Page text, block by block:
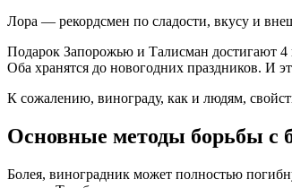
Лора — рекордсмен по сладости, вкусу и
Подарок Запорожью и Талисман достигают 4
Оба хранятся до новогодних праздников. И
К сожалению, винограду, как и людям,
Основные методы борьбы с
Болея, виноградник может полностью